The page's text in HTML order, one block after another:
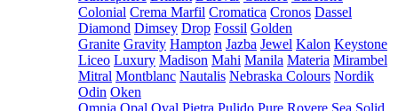
Colonial Crema Marfil Cromatica Cronos Dassel
Diamond Dimsey Drop Fossil Golden
Granite Gravity Hampton Jazba Jewel Kalon Keystone
Liceo Luxury Madison Mahi Manila Materia Mirambel
Mitral Montblanc Nautalis Nebraska Colours Nordik
Odin Oken